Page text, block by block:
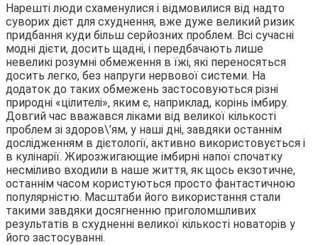
Нарешті люди схаменулися і відмовилися від надто
суворих дієт для схуднення, вже дуже великий ризик
придбання куди більш серйозних проблем. Всі сучасні
модні дієти, досить щадні, і передбачають лише
невеликі розумні обмеження в їжі, які переносяться
досить легко, без напруги нервової системи. На
додаток до таких обмежень застосовуються різні
природні «цілителі», яким є, наприклад, корінь імбиру.
Довгий час вважався ліками від великої кількості
проблем зі здоров\’ям, у наші дні, завдяки останнім
дослідженням в дієтології, активно використовується і
в кулінарії. Жирозжигающие імбирні напої спочатку
несміливо входили в наше життя, як щось екзотичне,
останнім часом користуються просто фантастичною
популярністю. Масштаби його використання стали
такими завдяки досягненню приголомшливих
результатів в схудненні великої кількості новаторів у
його застосуванні.